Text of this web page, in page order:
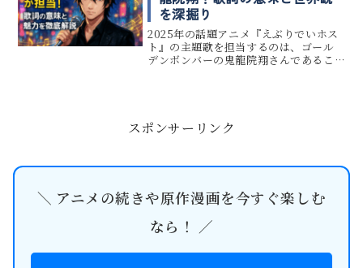
を深掘り
2025年の話題アニメ『えぶりでいホス
ト』の主題歌を担当するのは、ゴール
デンボンバーの鬼龍院翔さんであるこ
スポンサーリンク
＼ アニメの続きや原作漫画を今すぐ楽しむ
なら！ ／